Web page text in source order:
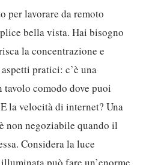
per lavorare da remoto
bella vista. Hai bisogno
la concentrazione e
pratici: c’è una
comodo dove puoi
la velocità di internet? Una
non negoziabile quando il
Considera la luce